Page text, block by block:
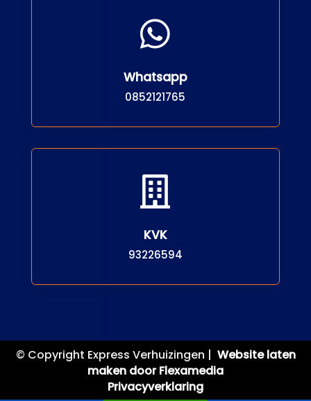

Whatsapp
0852121765

KVK
93226594
© Copyright Express Verhuizingen | Website laten
maken door Flexamedia
Privacyverklaring